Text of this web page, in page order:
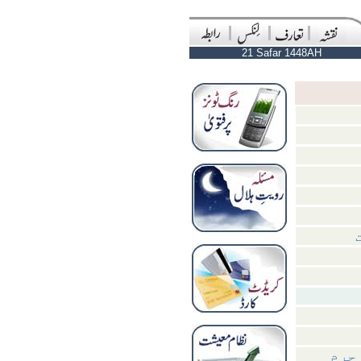
21 Safar 1448AH